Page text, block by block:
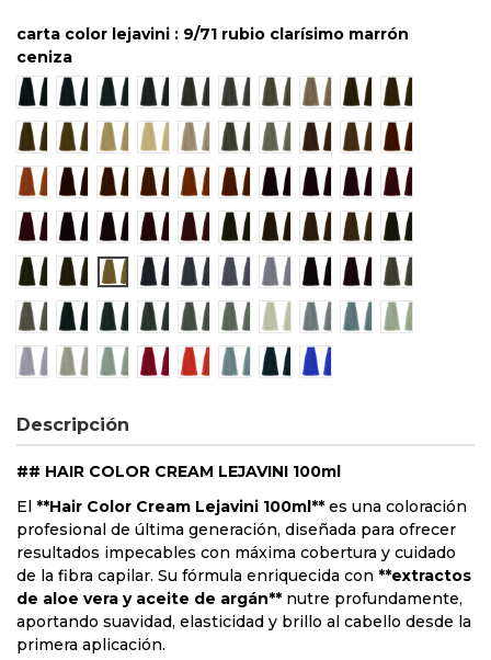
carta color lejavini : 9/71 rubio clarísimo marrón
ceniza
1/00 Negro3/00 Castaño oscuro
4/00 Castaño
5/00 Castaño claro
6/00 Rubio oscuro
7/00 Rubio8/00 Rubio claro
9/00 Rubio clarísimo
5/3 Castaño
6/3 Rubio
7/3 Rubio dorado
8/3 Rubio claro dorado
9/3 Rubio clarísimo dorado
10/3 Rubio platino dorado
10/00 Rubio platino
8/31 Rubio claro dorado ceniza
10/31 Rubio platino dorado
6/34 Rubio oscuro
7/34 Rubio6/43 Rubio
8/43 Rubio claro cobre dorado
5/4 Castaño claro cobre
6/4 Rubio oscuro cobre
7/4 Rubio cobre
8/4 Rubio claro cobre
7/44 Rubio cobre intenso
4/6 Castaño rojizo
5/6 Castaño claro
6/6 Rubio7/6 Rubio
7/66 Rubio rojizo intenso
4/5 Castaño caoba
5/5 Castaño claro caoba
6/5 Rubio oscuro caoba
7/5 Rubio caoba
4/7 Castaño marrón
5/7 castaño claro marrón
6/7 Rubio oscuro
7/7 Rubio
5/71
6/71 rubio oscuro marrón ceniza
7/71 rubio marrón ceniza
9/71 rubio clarísimo marrón ceniza
6/2 Rubio oscuro viola
7/2 Rubio viola
8/2 Rubio claro viola
9/2 Rubio clarísimo viola
4/22 Castaño viola
6/22 Rubio
8/27 Rubio
10/27 Rubio platino viola beige
5/1 Castaño claro ceniza
6/1 Rubio oscuro ceniza
7/1 Rubio ceniza
8/1 Rubio claro ceniza
9/1 Rubio clarísimo ceniza
12/00 Rubio ultra clarísimo
12/72 Rubio ultra
10/9 Gris perla
10/1 Rubio
10/2 Rubio superaclarante beige
10/6 Rubio superaclarante rosado
11/1 rubio ultra claro superaclarante ceniza
Rojo NaranjaGris Azul / Verde
Azul / Viola
Descripción
## HAIR COLOR CREAM LEJAVINI 100ml
El **Hair Color Cream Lejavini 100ml** es una coloración
profesional de última generación, diseñada para ofrecer
resultados impecables con máxima cobertura y cuidado
de la fibra capilar. Su fórmula enriquecida con **extractos
de aloe vera y aceite de argán** nutre profundamente,
aportando suavidad, elasticidad y brillo al cabello desde la
primera aplicación.